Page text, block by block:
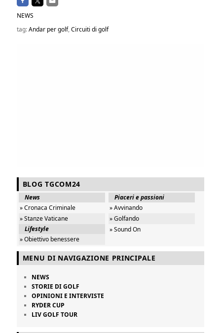
NEWS
tag:Andar per golf,Circuiti di golf
BLOG TGCOM24
News
» Cronaca Criminale
» Stanze Vaticane
Lifestyle
» Obiettivo benessere
Piaceri e passioni
» Avvinando
» Golfando
» Sound On
MENU DI NAVIGAZIONE PRINCIPALE
NEWS
STORIE DI GOLF
OPINIONI E INTERVISTE
RYDER CUP
LIV GOLF TOUR